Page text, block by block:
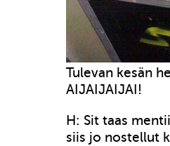
Tulevan kesän
AIJAIJAIJAI!
H: Sit taas
siis jo nostellut